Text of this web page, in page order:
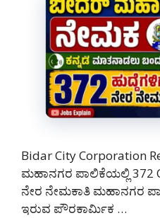
Bidar City Corporation
ಮಹಾನಗರ ಪಾಲಿಕೆಯಲ್ಲಿ 372
ನೇರ ನೇಮಕಾತಿ ಮಹಾನಗರ
ಇರುವ ಪೌರಕಾರ್ಮಿಕ …